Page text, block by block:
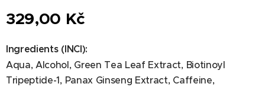
329,00 Kč
Ingredients (INCI):
Aqua, Alcohol, Green Tea Leaf Extract, Biotinoyl
Tripeptide-1, Panax Ginseng Extract, Caffeine,